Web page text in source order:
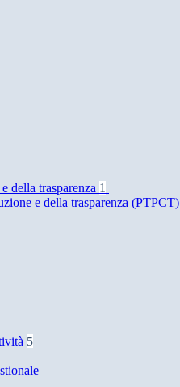
della trasparenza 1
e della trasparenza (PTPCT)
5